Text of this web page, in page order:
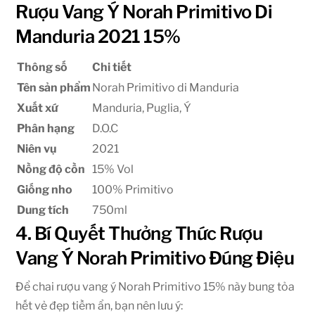
Rượu Vang Ý Norah Primitivo Di
Manduria 2021 15%
Thông số
Chi tiết
Tên sản phẩm Norah Primitivo di Manduria
Xuất xứ
Manduria, Puglia, Ý
Phân hạng
D.O.C
Niên vụ
2021
Nồng độ cồn
15% Vol
Giống nho
100% Primitivo
Dung tích
750ml
4. Bí Quyết Thưởng Thức Rượu
Vang Ý Norah Primitivo Đúng Điệu
Để chai rượu vang ý Norah Primitivo 15% này bung tỏa
hết vẻ đẹp tiềm ẩn, bạn nên lưu ý: